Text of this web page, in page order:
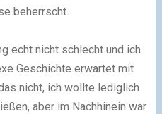
beherrscht.
echt nicht schlecht und ich
Geschichte erwartet mit
nicht, ich wollte lediglich
aber im Nachhinein war